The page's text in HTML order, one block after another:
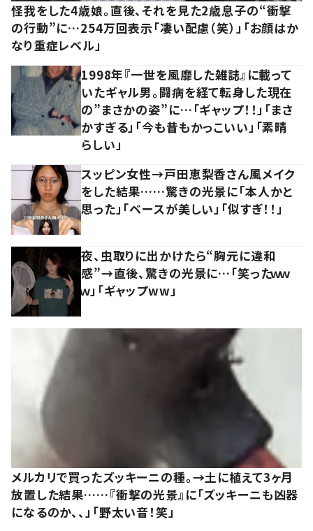
怪我をした4歳娘。直後、それを見た2歳息子の“衝撃
の行動”に…254万回表示「凄い配慮（笑）」「お顔はか
なり重症レベル」
1998年『一世を風靡した雑誌』に載って
いたギャル男。闘病を経て転身した現在
の”まさかの姿”に…「ギャップ！！」「まさ
かすぎる」「今も昔もかっこいい」「素晴
らしい」
スッピン女性→戸田恵梨香さん風メイク
をした結果……驚きの光景に「本人かと
思った」「ベースが美しい」「似すぎ！！」
夜、虫取りに出かけたら“胸元に違和
感”→直後、驚きの光景に…「笑ったｗｗ
ｗ」「ギャップww」
メルカリで買ったズッキーニの種。→土に植えて3ヶ月
放置した結果……『衝撃の光景』に「ズッキーニも凶器
になるのか、、」「野太い音！笑」